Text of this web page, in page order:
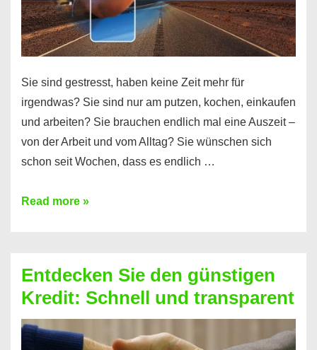
Sie sind gestresst, haben keine Zeit mehr für
irgendwas? Sie sind nur am putzen, kochen, einkaufen
und arbeiten? Sie brauchen endlich mal eine Auszeit –
von der Arbeit und vom Alltag? Sie wünschen sich
schon seit Wochen, dass es endlich …
Mehr
Top-
Kredit
der
Norisbank
Read more »
Entdecken Sie den günstigen
Kredit: Schnell und transparent